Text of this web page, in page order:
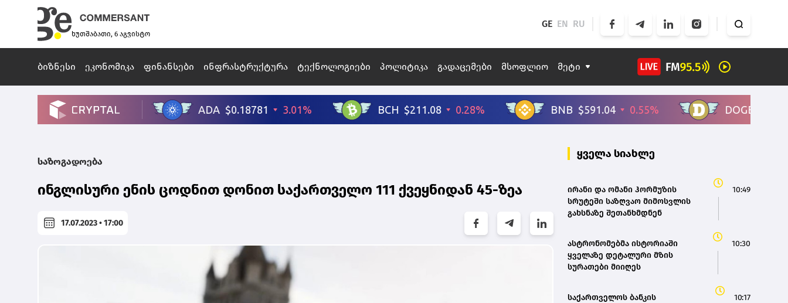
ხუთშაბათი, 6 აგვისტო
GE EN RU
ბიზნესი ეკონომიკა ფინანსები ინფრასტრუქტურა ტექნოლოგიები პოლიტიკა გადაცემები მსოფლიო მეტი
საზოგადოება
ინგლისური ენის ცოდნით დონით საქართველო 111 ქვეყნიდან 45-ზეა
17.07.2023 • 17:00
ყველა სიახლე
ირანი და ომანი ჰორმუზის
სრუტეში საზღვაო მიმოსვლის
გახსნაზე შეთანხმდნენ
10:49
ასტრონომებმა ისტორიაში
ყველაზე დეტალური მზის
სურათები მიიღეს
10:30
საქართველოს ბანკის
10:17